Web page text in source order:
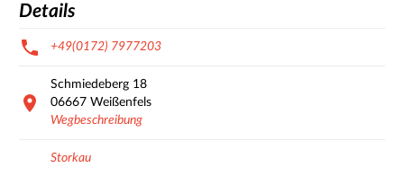
Details
+49(0172) 7977203
Schmiedeberg 18
06667 Weißenfels
Wegbeschreibung
Storkau